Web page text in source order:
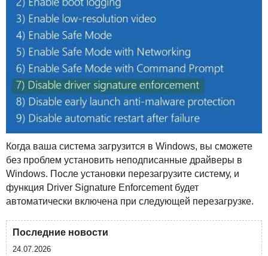
Когда ваша система загрузится в Windows, вы сможете
без проблем установить неподписанные драйверы в
Windows. После установки перезагрузите систему, и
функция Driver Signature Enforcement будет
автоматически включена при следующей перезагрузке.
Последние новости
24.07.2026